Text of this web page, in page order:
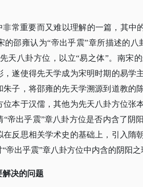
非常重要而又难以理解的一篇，其中
的邵雍认为“帝出乎震”章所描述的
天八卦方位，以立“易之体”。南宋
遂使得先天学成为宋明时期的易学
子，将邵雍的先天学溯源到道教的
本于汉儒，其他为先天八卦方位张
帝出乎震”章八卦方位是否内含了阴
在反思相关学术史的基础上，引入隋
帝出乎震”章八卦方位中内含的阴阳之
解决的问题